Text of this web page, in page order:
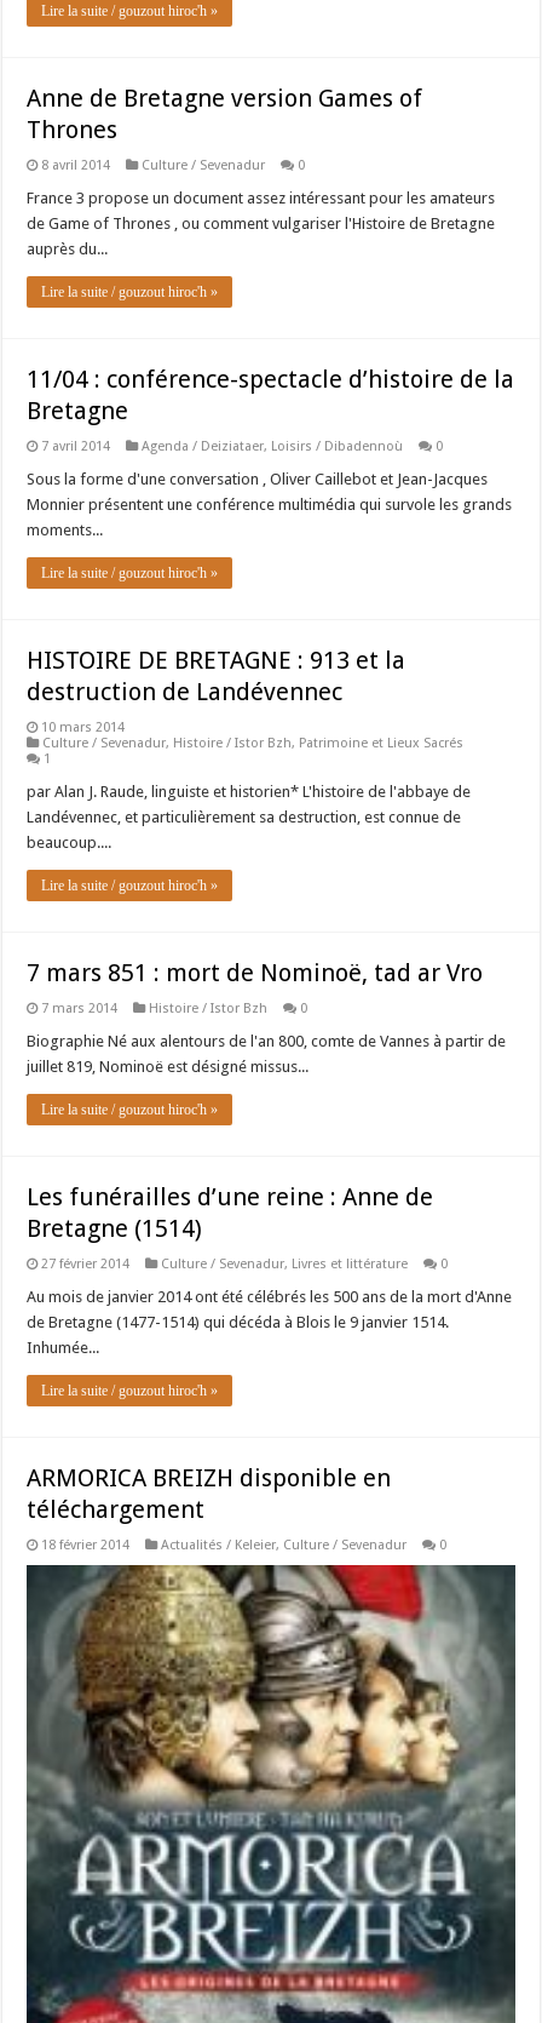
Lire la suite / gouzout hiroc'h »
Anne de Bretagne version Games of
Thrones
8 avril 2014 Culture / Sevenadur 0
France 3 propose un document assez intéressant pour les amateurs
de Game of Thrones , ou comment vulgariser l'Histoire de Bretagne
auprès du...
Lire la suite / gouzout hiroc'h »
11/04 : conférence-spectacle d’histoire de la
Bretagne
7 avril 2014 Agenda / Deiziataer, Loisirs / Dibadennoù 0
Sous la forme d'une conversation , Oliver Caillebot et Jean-Jacques
Monnier présentent une conférence multimédia qui survole les grands
moments...
Lire la suite / gouzout hiroc'h »
HISTOIRE DE BRETAGNE : 913 et la
destruction de Landévennec
10 mars 2014
Culture / Sevenadur, Histoire / Istor Bzh, Patrimoine et Lieux Sacrés
1
par Alan J. Raude, linguiste et historien* L'histoire de l'abbaye de
Landévennec, et particulièrement sa destruction, est connue de
beaucoup....
Lire la suite / gouzout hiroc'h »
7 mars 851 : mort de Nominoë, tad ar Vro
7 mars 2014 Histoire / Istor Bzh 0
Biographie Né aux alentours de l'an 800, comte de Vannes à partir de
juillet 819, Nominoë est désigné missus...
Lire la suite / gouzout hiroc'h »
Les funérailles d’une reine : Anne de
Bretagne (1514)
27 février 2014 Culture / Sevenadur, Livres et littérature 0
Au mois de janvier 2014 ont été célébrés les 500 ans de la mort d'Anne
de Bretagne (1477-1514) qui décéda à Blois le 9 janvier 1514.
Inhumée...
Lire la suite / gouzout hiroc'h »
ARMORICA BREIZH disponible en
téléchargement
18 février 2014 Actualités / Keleier, Culture / Sevenadur 0